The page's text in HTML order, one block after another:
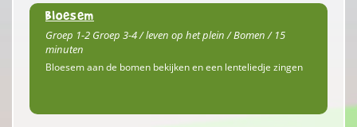
Bloesem
Groep 1-2 Groep 3-4 / leven op het plein / Bomen / 15
minuten
Bloesem aan de bomen bekijken en een lenteliedje zingen